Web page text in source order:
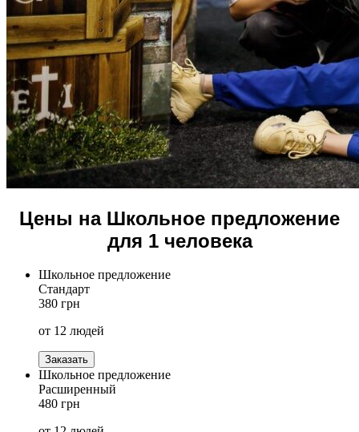
Цены на Школьное предложение
для 1 человека
Школьное предложение
Стандарт
380 грн
от 12 людей
Заказать
Школьное предложение
Расширенный
480 грн